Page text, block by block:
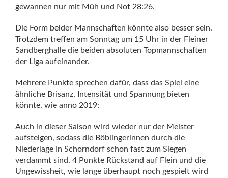
gewannen nur mit Müh und Not 28:26.
Die Form beider Mannschaften könnte also besser sein.
Trotzdem treffen am Sonntag um 15 Uhr in der Fleiner
Sandberghalle die beiden absoluten Topmannschaften
der Liga aufeinander.
Mehrere Punkte sprechen dafür, dass das Spiel eine
ähnliche Brisanz, Intensität und Spannung bieten
könnte, wie anno 2019:
Auch in dieser Saison wird wieder nur der Meister
aufsteigen, sodass die Böblingerinnen durch die
Niederlage in Schorndorf schon fast zum Siegen
verdammt sind. 4 Punkte Rückstand auf Flein und die
Ungewissheit, wie lange überhaupt noch gespielt wird